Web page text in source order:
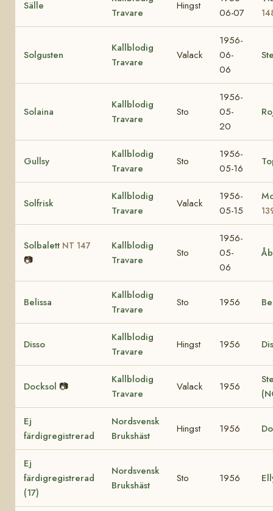
Sälle
Travare
Hingst
06-07
Solgusten
Kallblodig
Travare
Valack
1956-
06-
06
Solaina
Kallblodig
Travare
Sto
1956-
05-
20
Gullsy
Kallblodig
Travare
Sto
1956-
05-16
Solfrisk
Kallblodig
Travare
Valack
1956-
05-15
Solbalett NT 147
📷
Kallblodig
Travare
Sto
1956-
05-
06
Belissa
Kallblodig
Travare
Sto 1956
Disso
Kallblodig
Travare
Hingst 1956
Docksol 📷
Kallblodig
Travare
Valack 1956
Ej
färdigregistrerad
Nordsvensk
Brukshäst
Hingst 1956
Ej
färdigregistrerad
(17)
Nordsvensk
Brukshäst
Sto 1956